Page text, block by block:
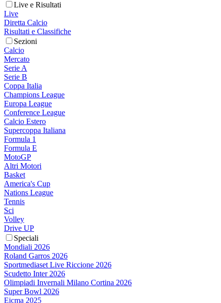
Live e Risultati
Live
Diretta Calcio
Risultati e Classifiche
Sezioni
Calcio
Mercato
Serie A
Serie B
Coppa Italia
Champions League
Europa League
Conference League
Calcio Estero
Supercoppa Italiana
Formula 1
Formula E
MotoGP
Altri Motori
Basket
America's Cup
Nations League
Tennis
Sci
Volley
Drive UP
Speciali
Mondiali 2026
Roland Garros 2026
Sportmediaset Live Riccione 2026
Scudetto Inter 2026
Olimpiadi Invernali Milano Cortina 2026
Super Bowl 2026
Eicma 2025